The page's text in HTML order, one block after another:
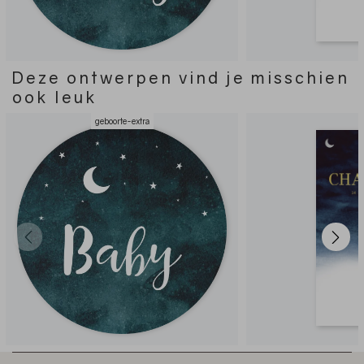
Deze ontwerpen vind je misschien
ook leuk
geboorte-extra